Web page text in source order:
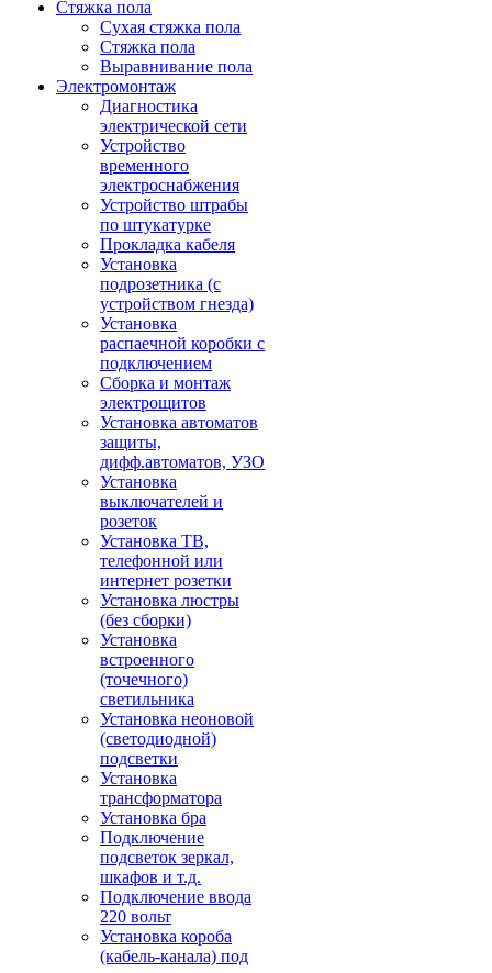
Стяжка пола
Сухая стяжка пола
Стяжка пола
Выравнивание пола
Электромонтаж
Диагностика
электрической сети
Устройство
временного
электроснабжения
Устройство штрабы
по штукатурке
Прокладка кабеля
Установка
подрозетника (с
устройством гнезда)
Установка
распаечной коробки с
подключением
Сборка и монтаж
электрощитов
Установка автоматов
защиты,
дифф.автоматов, УЗО
Установка
выключателей и
розеток
Установка ТВ,
телефонной или
интернет розетки
Установка люстры
(без сборки)
Установка
встроенного
(точечного)
светильника
Установка неоновой
(светодиодной)
подсветки
Установка
трансформатора
Установка бра
Подключение
подсветок зеркал,
шкафов и т.д.
Подключение ввода
220 вольт
Установка короба
(кабель-канала) под